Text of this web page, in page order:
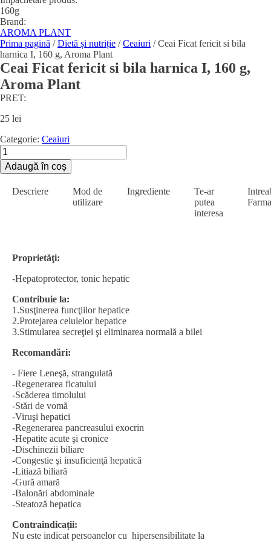
160g
Brand:
AROMA PLANT
Prima pagină /Dietă și nutriție /Ceaiuri / Ceai Ficat fericit si bila
harnica I, 160 g, Aroma Plant
Ceai Ficat fericit si bila harnica I, 160 g,
Aroma Plant
PRET:
25 lei
Categorie: Ceaiuri
Cantitate
Ceai
Ficat
Aroma
Adaugă în coș
Descriere
Mod de
utilizare
Ingrediente
Te-ar
putea
interesa
Proprietăţi:
-Hepatoprotector, tonic hepatic
Contribuie la:
1.Susţinerea funcţiilor hepatice
2.Protejarea celulelor hepatice
3.Stimularea secreţiei şi eliminarea normală a bilei
Recomandări:
- Fiere Leneşă, strangulată
-Regenerarea ficatului
-Scăderea timolului
-Stări de vomă
-Viruşi hepatici
-Regenerarea pancreasului exocrin
-Hepatite acute şi cronice
-Dischinezii biliare
-Congestie şi insuficienţă hepatică
-Litiază biliară
-Gură amară
-Balonări abdominale
-Steatoză hepatica
Contraindicații:
Nu este indicat persoanelor cu hipersensibilitate la